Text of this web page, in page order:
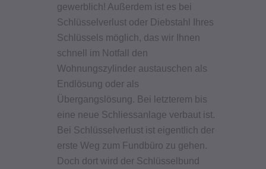
gewerblich! Außerdem ist es bei
Schlüsselverlust oder Diebstahl Ihres
Schlüssels möglich, das wir Ihnen
schnell im Notfall den
Wohnungszylinder austauschen als
Endlösung oder als
Übergangslösung. Bei letzterem bis
eine neue Schliessanlage verbaut ist.
Bei Schlüsselverlust ist eigentlich der
erste Weg zum Fundbüro zu gehen.
Doch dort wird der Schlüsselbund